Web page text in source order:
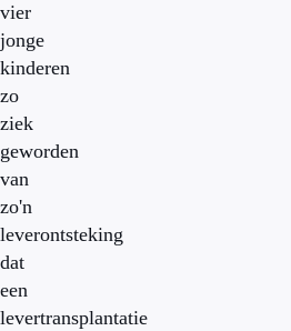
vier
jonge
kinderen
zo
ziek
geworden
van
zo'n
leverontsteking
dat
een
levertransplantatie